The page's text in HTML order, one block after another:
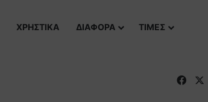
ΧΡΗΣΤΙΚΑ ΔΙΑΦΟΡΑ ΤΙΜΕΣ